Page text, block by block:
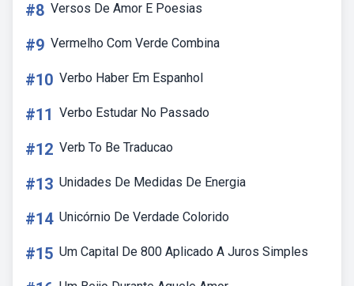
#8 Versos De Amor E Poesias
#9 Vermelho Com Verde Combina
#10 Verbo Haber Em Espanhol
#11 Verbo Estudar No Passado
#12 Verb To Be Traducao
#13 Unidades De Medidas De Energia
#14 Unicórnio De Verdade Colorido
#15 Um Capital De 800 Aplicado A Juros Simples